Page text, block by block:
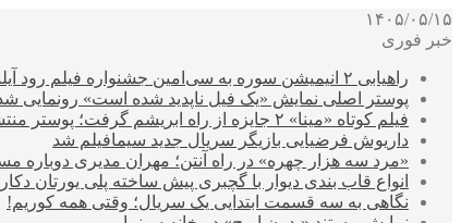
۱۴۰۵/۰۵/۱۵
خبر فوری
راهیابی ۲ انیمیشن سوره به سی‌امین جشنواره فیلم رود آیلند
پوستر اصلی نمایش «یک فیل ناپدید شده است» رونمایی
فیلم کوتاه «مینا» ۲ جایزه از راه ابریشم گرفت؛ پوستر منتشر شد
داریوش فرضیایی بازیگر سریال جدید سیمافیلم شد
«مرد سه هزار چهره» در راه آنتن؛ مهران مدیری
انواع قاب بندی دیوار با گچبری پیش ساخته پلی یورتان
نگاهی به سه قسمت ابتدایی یک سریال؛ وقتی همه کوریم!